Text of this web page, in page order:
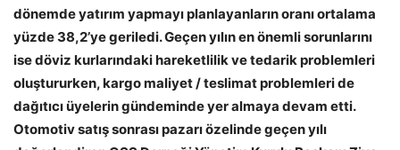
dönemde yatırım yapmayı planlayanların oranı ortalama
yüzde 38,2’ye geriledi. Geçen yılın en önemli sorunlarını
ise döviz kurlarındaki hareketlilik ve tedarik problemleri
oluştururken, kargo maliyet / teslimat problemleri de
dağıtıcı üyelerin gündeminde yer almaya devam etti.
Otomotiv satış sonrası pazarı özelinde geçen yılı